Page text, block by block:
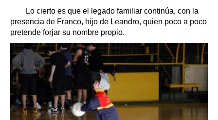
Lo cierto es que el legado familiar continúa, con la
presencia de Franco, hijo de Leandro, quien poco a poco
pretende forjar su nombre propio.